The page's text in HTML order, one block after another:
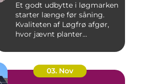
Et godt udbytte i løgmarken
starter længe før såning.
Kvaliteten af Løgfrø afgør,
hvor jævnt planter...
03. Nov